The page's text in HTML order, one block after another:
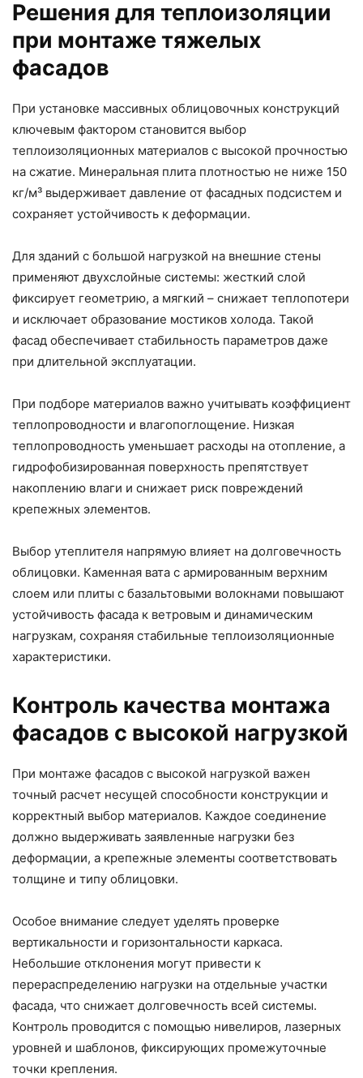
Решения для теплоизоляции
при монтаже тяжелых
фасадов
При установке массивных облицовочных конструкций
ключевым фактором становится выбор
теплоизоляционных материалов с высокой прочностью
на сжатие. Минеральная плита плотностью не ниже 150
кг/м³ выдерживает давление от фасадных подсистем и
сохраняет устойчивость к деформации.
Для зданий с большой нагрузкой на внешние стены
применяют двухслойные системы: жесткий слой
фиксирует геометрию, а мягкий – снижает теплопотери
и исключает образование мостиков холода. Такой
фасад обеспечивает стабильность параметров даже
при длительной эксплуатации.
При подборе материалов важно учитывать коэффициент
теплопроводности и влагопоглощение. Низкая
теплопроводность уменьшает расходы на отопление, а
гидрофобизированная поверхность препятствует
накоплению влаги и снижает риск повреждений
крепежных элементов.
Выбор утеплителя напрямую влияет на долговечность
облицовки. Каменная вата с армированным верхним
слоем или плиты с базальтовыми волокнами повышают
устойчивость фасада к ветровым и динамическим
нагрузкам, сохраняя стабильные теплоизоляционные
характеристики.
Контроль качества монтажа
фасадов с высокой нагрузкой
При монтаже фасадов с высокой нагрузкой важен
точный расчет несущей способности конструкции и
корректный выбор материалов. Каждое соединение
должно выдерживать заявленные нагрузки без
деформации, а крепежные элементы соответствовать
толщине и типу облицовки.
Особое внимание следует уделять проверке
вертикальности и горизонтальности каркаса.
Небольшие отклонения могут привести к
перераспределению нагрузки на отдельные участки
фасада, что снижает долговечность всей системы.
Контроль проводится с помощью нивелиров, лазерных
уровней и шаблонов, фиксирующих промежуточные
точки крепления.